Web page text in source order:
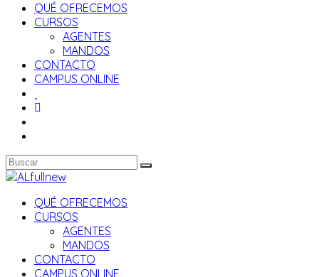
web
QUÉ OFRECEMOS
CURSOS
AGENTES
MANDOS
CONTACTO
CAMPUS ONLINE
QUÉ OFRECEMOS
CURSOS
AGENTES
MANDOS
CONTACTO
CAMPUS ONLINE